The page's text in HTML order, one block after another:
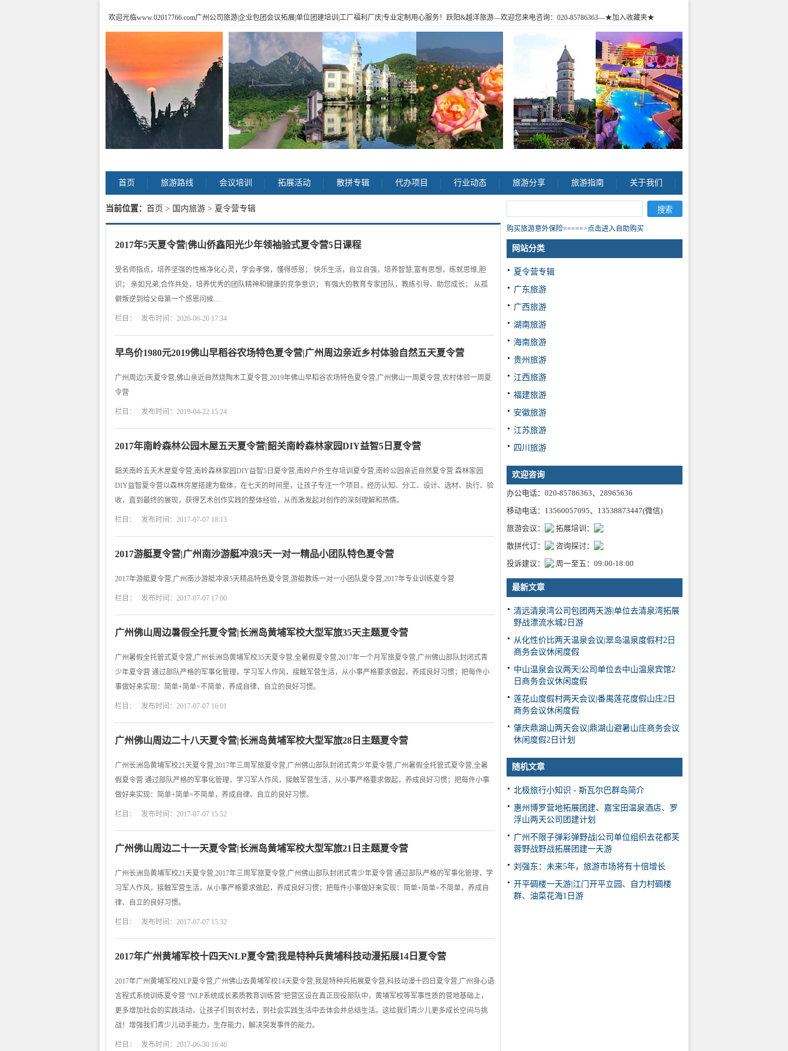
欢迎光临www.02017766.com广州公司旅游|企业包团会议拓展|单位团建培训|工厂福利厂庆|专业定制用心服务！跃阳&越洋旅游—欢迎您来电咨询：020-85786363—★加入收藏夹★
首页 旅游路线 会议培训 拓展活动 散拼专辑 代办项目 行业动态 旅游分享 旅游指南 关于我们
当前位置： 首页 > 国内旅游 > 夏令营专辑
2017年5天夏令营|佛山侨鑫阳光少年领袖验式夏令营5日课程
受名师指点，培养坚强的性格净化心灵，学会孝悌，懂得感恩； 快乐生活，自立自强，培养智慧,富有思想，练就思维,胆
识； 亲如兄弟,合作共处，培养优秀的团队精神和健康的竞争意识； 有强大的教育专家团队，教练引导、助您成长； 从孤
僻叛逆到给父母第一个感恩问候…
栏目： 发布时间：2026-06-20 17:34
早鸟价1980元2019佛山早稻谷农场特色夏令营|广州周边亲近乡村体验自然五天夏令营
广州周边5天夏令营,佛山亲近自然烧陶木工夏令营,2019年佛山早稻谷农场特色夏令营,广州佛山一周夏令营,农村体验一周夏
令营
栏目： 发布时间：2019-04-22 15:24
2017年南岭森林公园木屋五天夏令营|韶关南岭森林家园DIY益智5日夏令营
韶关南岭五天木屋夏令营,南岭森林家园DIY益智5日夏令营,南岭户外生存培训夏令营,南岭公园亲近自然夏令营 森林家园
DIY益智夏令营以森林房屋搭建为载体，在七天的时间里，让孩子专注一个项目，经历认知、分工、设计、选材、执行、验
收，直到最终的展现，获得艺术创作实践的整体经验，从而激发起对创作的深刻理解和热情。
栏目： 发布时间：2017-07-07 18:13
2017游艇夏令营|广州南沙游艇冲浪5天一对一精品小团队特色夏令营
2017年游艇夏令营,广州南沙游艇冲浪5天精品特色夏令营,游艇教练一对一小团队夏令营,2017年专业训练夏令营
栏目： 发布时间：2017-07-07 17:00
广州佛山周边暑假全托夏令营|长洲岛黄埔军校大型军旅35天主题夏令营
广州暑假全托管式夏令营,广州长洲岛黄埔军校35天夏令营,全暑假夏令营,2017年一个月军旅夏令营,广州佛山部队封闭式青
少年夏令营 通过部队严格的军事化管理，学习军人作风，接触军营生活，从小事严格要求做起，养成良好习惯；把每件小
事做好来实现：简单+简单=不简单，养成自律、自立的良好习惯。
栏目： 发布时间：2017-07-07 16:01
广州佛山周边二十八天夏令营|长洲岛黄埔军校大型军旅28日主题夏令营
广州长洲岛黄埔军校21天夏令营,2017年三周军旅夏令营,广州佛山部队封闭式青少年夏令营,广州暑假全托管式夏令营,全暑
假夏令营 通过部队严格的军事化管理，学习军人作风，接触军营生活，从小事严格要求做起，养成良好习惯；把每件小事
做好来实现：简单+简单=不简单，养成自律、自立的良好习惯。
栏目： 发布时间：2017-07-07 15:52
广州佛山周边二十一天夏令营|长洲岛黄埔军校大型军旅21日主题夏令营
广州长洲岛黄埔军校21天夏令营,2017年三周军旅夏令营,广州佛山部队封闭式青少年夏令营 通过部队严格的军事化管理，学
习军人作风，接触军营生活，从小事严格要求做起，养成良好习惯；把每件小事做好来实现：简单+简单=不简单，养成自
律、自立的良好习惯。
栏目： 发布时间：2017-07-07 15:32
2017年广州黄埔军校十四天NLP夏令营|我是特种兵黄埔科技动漫拓展14日夏令营
2017年广州黄埔军校NLP夏令营,广州佛山去黄埔军校14天夏令营,我是特种兵拓展夏令营,科技动漫十四日夏令营,广州身心语
言程式系统训练夏令营 “NLP系统成长素质教育训练营”把营区设在真正现役部队中，黄埔军校等军事性质的营地基础上，
更多增加社会的实践活动，让孩子们到农村去，到社会实践生活中去体会并总结生活。这给我们青少儿更多成长空间与挑
战！增强我们青少儿动手能力，生存能力，解决突发事件的能力。
栏目： 发布时间：2017-06-30 16:46
购买旅游意外保险=====>点击进入自助购买
网站分类
夏令营专辑
广东旅游
广西旅游
湖南旅游
海南旅游
贵州旅游
江西旅游
福建旅游
安徽旅游
江苏旅游
四川旅游
欢迎咨询
办公电话：020-85786363、28965636
移动电话：13560057095、13538873447(微信)
旅游会议：
拓展培训：
散拼代订：
咨询探讨：
投诉建议：
周一至五：09:00-18:00
最新文章
清远清泉湾公司包团两天游|单位去清泉湾拓展
野战漂流水城2日游
从化性价比两天温泉会议|翠岛温泉度假村2日
商务会议休闲度假
中山温泉会议两天|公司单位去中山温泉宾馆2
日商务会议休闲度假
莲花山度假村两天会议|番禺莲花度假山庄2日
商务会议休闲度假
肇庆鼎湖山两天会议|鼎湖山避暑山庄商务会议
休闲度假2日计划
随机文章
北极旅行小知识 - 斯瓦尔巴群岛简介
惠州博罗营地拓展团建、嘉宝田温泉酒店、罗
浮山两天公司团建计划
广州不限子弹彩弹野战|公司单位组织去花都芙
蓉野战野战拓展团建一天游
刘强东：未来5年，旅游市场将有十倍增长
开平碉楼一天游|江门开平立园、自力村碉楼
群、油菜花海1日游